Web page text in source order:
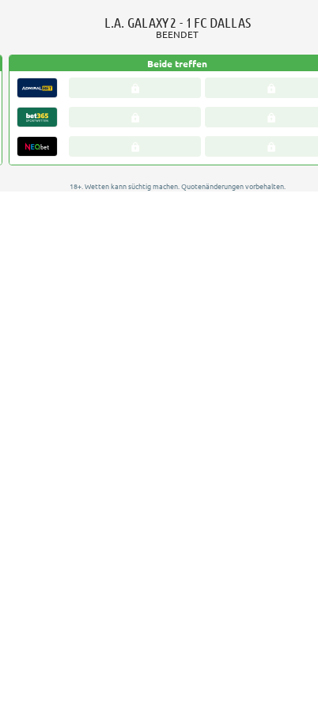
L.A. GALAXY2 - 1 FC DALLAS
BEENDET
Beide treffen
18+. Wetten kann süchtig machen. Quotenänderungen vorbehalten.